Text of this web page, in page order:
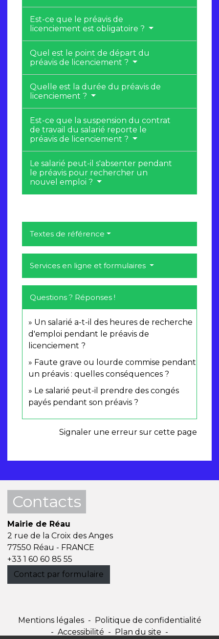
Est-ce que le préavis de
licenciement est obligatoire ?
Quel est le point de départ du
préavis de licenciement ?
Quelle est la durée du préavis de
licenciement ?
Est-ce que la suspension du contrat
de travail du salarié reporte le
préavis de licenciement ?
Le salarié peut-il s'absenter pendant
le préavis pour rechercher un
nouvel emploi ?
Textes de référence
Services en ligne et formulaires
Questions ? Réponses !
Un salarié a-t-il des heures de recherche
d'emploi pendant le préavis de
licenciement ?
Faute grave ou lourde commise pendant
un préavis : quelles conséquences ?
Le salarié peut-il prendre des congés
payés pendant son préavis ?
Signaler une erreur sur cette page
Contacts
Mairie de Réau
2 rue de la Croix des Anges
77550 Réau - FRANCE
+33 1 60 60 85 55
Contact par formulaire
Mentions légales - Politique de confidentialité
- Accessibilité - Plan du site -